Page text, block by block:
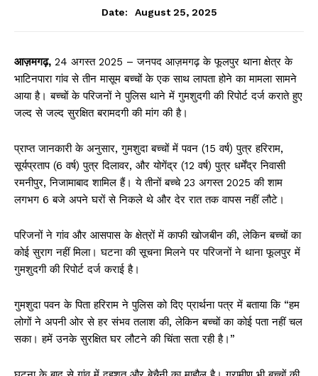
Date:
August 25, 2025
आज़मगढ़, 24 अगस्त 2025 – जनपद आज़मगढ़ के फूलपुर थाना क्षेत्र के
भाटिनपारा गांव से तीन मासूम बच्चों के एक साथ लापता होने का मामला सामने
आया है। बच्चों के परिजनों ने पुलिस थाने में गुमशुदगी की रिपोर्ट दर्ज कराते हुए
जल्द से जल्द सुरक्षित बरामदगी की मांग की है।
प्राप्त जानकारी के अनुसार, गुमशुदा बच्चों में पवन (15 वर्ष) पुत्र हरिराम,
सूर्यप्रताप (6 वर्ष) पुत्र दिलावर, और योगेंद्र (12 वर्ष) पुत्र धर्मेंद्र निवासी
रमनीपुर, निजामाबाद शामिल हैं। ये तीनों बच्चे 23 अगस्त 2025 की शाम
लगभग 6 बजे अपने घरों से निकले थे और देर रात तक वापस नहीं लौटे।
परिजनों ने गांव और आसपास के क्षेत्रों में काफी खोजबीन की, लेकिन बच्चों का
कोई सुराग नहीं मिला। घटना की सूचना मिलने पर परिजनों ने थाना फूलपुर में
गुमशुदगी की रिपोर्ट दर्ज कराई है।
गुमशुदा पवन के पिता हरिराम ने पुलिस को दिए प्रार्थना पत्र में बताया कि “हम
लोगों ने अपनी ओर से हर संभव तलाश की, लेकिन बच्चों का कोई पता नहीं चल
सका। हमें उनके सुरक्षित घर लौटने की चिंता सता रही है।”